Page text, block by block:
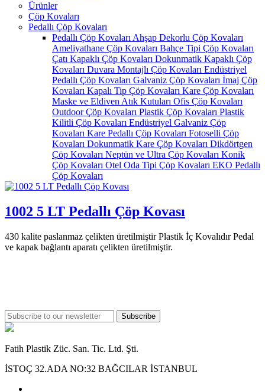
Ürünler
Çöp Kovaları
Pedallı Çöp Kovaları
Pedallı Çöp Kovaları Ahşap Dekorlu Çöp Kovaları
Ameliyathane Çöp Kovaları Bahçe Tipi Çöp Kovaları
Çatı Kapaklı Çöp Kovaları Dokunmatik Kapaklı Çöp
Kovaları Duvara Montajlı Çöp Kovaları Endüstriyel
Pedallı Çöp Kovaları Galvaniz Çöp Kovaları İmaj Çöp
Kovaları Kapalı Tip Çöp Kovaları Kare Çöp Kovaları
Maske ve Eldiven Atık Kutuları Ofis Çöp Kovaları
Outdoor Çöp Kovaları Plastik Çöp Kovaları Plastik
Kilitli Çöp Kovaları Endüstriyel Galvaniz Çöp
Kovaları Kare Pedallı Çöp Kovaları Fotoselli Çöp
Kovaları Dokunmatik Kare Çöp Kovaları Dikdörtgen
Çöp Kovaları Neptün ve Ultra Çöp Kovaları Konik
Çöp Kovaları Otel Oda Tipi Çöp Kovaları EKO Pedallı
Çöp Kovaları
1002 5 LT Pedallı Çöp Kovası
430 kalite paslanmaz çelikten üretilmiştir Plastik İç Kovalıdır Pedal
ve kapak bağlantı aparatı çelikten üretilmiştir.
Subscribe
Fatih Plastik Züc. San. Tic. Ltd. Şti.
İSTOÇ 32.ADA NO:32 BAĞCILAR İSTANBUL